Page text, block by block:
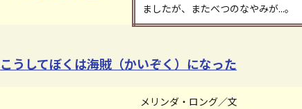
ましたが、またべつのなやみが...。
こうしてぼくは海賊（かいぞく）になった
メリンダ・ロング／文